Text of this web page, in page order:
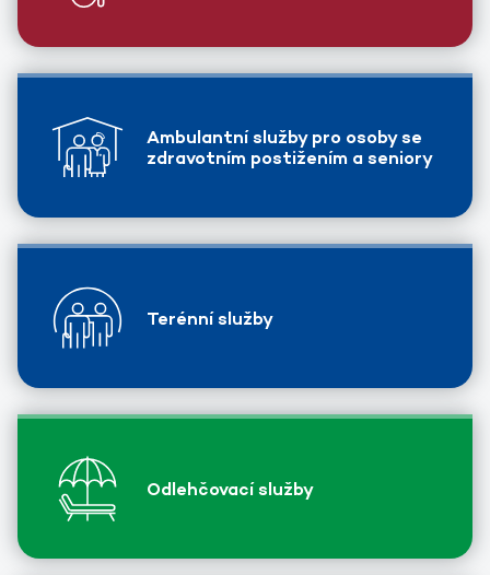
Ambulantní služby pro osoby se
zdravotním postižením a seniory
Terénní služby
Odlehčovací služby